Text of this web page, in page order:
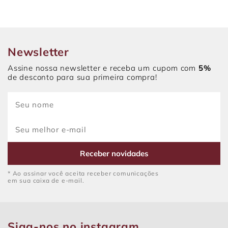
Newsletter
Assine nossa newsletter e receba um cupom com 5%
de desconto para sua primeira compra!
Receber novidades
* Ao assinar você aceita receber comunicações
em sua caixa de e-mail.